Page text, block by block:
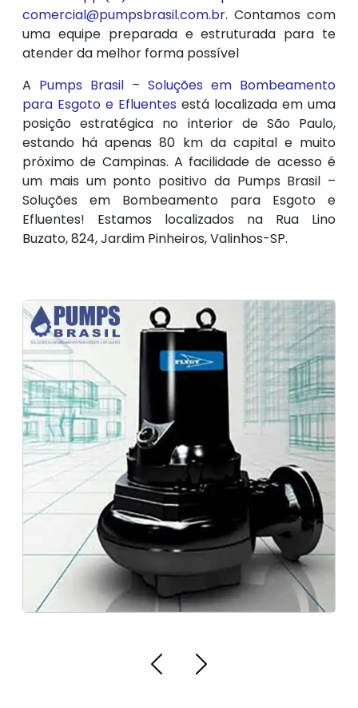
comercial@pumpsbrasil.com.br. Contamos com
uma equipe preparada e estruturada para te
atender da melhor forma possível
A Pumps Brasil – Soluções em Bombeamento
para Esgoto e Efluentes está localizada em uma
posição estratégica no interior de São Paulo,
estando há apenas 80 km da capital e muito
próximo de Campinas. A facilidade de acesso é
um mais um ponto positivo da Pumps Brasil –
Soluções em Bombeamento para Esgoto e
Efluentes! Estamos localizados na Rua Lino
Buzato, 824, Jardim Pinheiros, Valinhos-SP.
Bomba de Esgoto Industrial
Bomba para Aterro